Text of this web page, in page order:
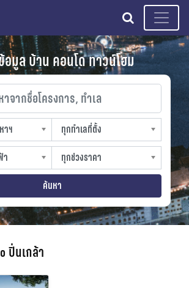
search
มูล บ้าน คอนโด ทาวน์โฮม
ชื่อโครงการ, ทำเล
หาฯ
าฯ
ทุกทำเลที่ตั้ง
slocation
า
า
ทุกช่วงราคา
sprice
ค้นหา
ปิ่นเกล้า